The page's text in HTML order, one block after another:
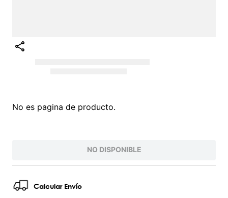
No es pagina de producto.
NO DISPONIBLE
Calcular Envío